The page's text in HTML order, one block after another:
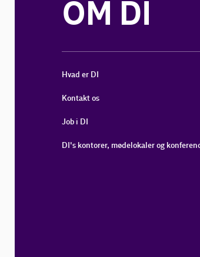
OM DI
Hvad er DI
Kontakt os
Job i DI
DI's kontorer, mødelokaler og